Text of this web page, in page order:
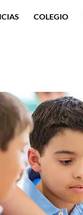
COLEGIO